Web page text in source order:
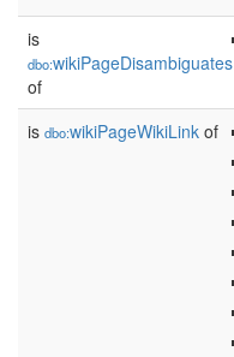
is
dbo:wikiPageDisambiguates
of
is dbo:wikiPageWikiLink of